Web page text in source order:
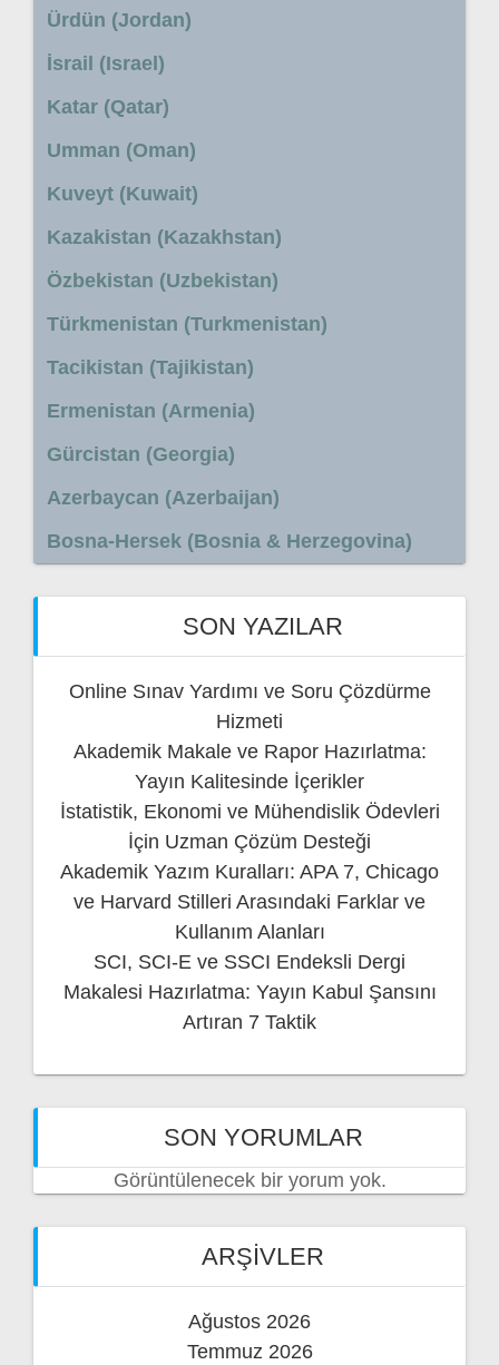
Ürdün (Jordan)
İsrail (Israel)
Katar (Qatar)
Umman (Oman)
Kuveyt (Kuwait)
Kazakistan (Kazakhstan)
Özbekistan (Uzbekistan)
Türkmenistan (Turkmenistan)
Tacikistan (Tajikistan)
Ermenistan (Armenia)
Gürcistan (Georgia)
Azerbaycan (Azerbaijan)
Bosna-Hersek (Bosnia & Herzegovina)
SON YAZILAR
Online Sınav Yardımı ve Soru Çözdürme
Hizmeti
Akademik Makale ve Rapor Hazırlatma:
Yayın Kalitesinde İçerikler
İstatistik, Ekonomi ve Mühendislik Ödevleri
İçin Uzman Çözüm Desteği
Akademik Yazım Kuralları: APA 7, Chicago
ve Harvard Stilleri Arasındaki Farklar ve
Kullanım Alanları
SCI, SCI-E ve SSCI Endeksli Dergi
Makalesi Hazırlatma: Yayın Kabul Şansını
Artıran 7 Taktik
SON YORUMLAR
Görüntülenecek bir yorum yok.
ARŞIVLER
Ağustos 2026
Temmuz 2026